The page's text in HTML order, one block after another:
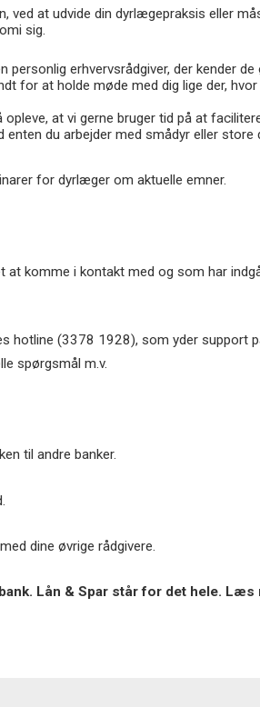
ved at udvide din dyrlægepraksis eller
sig.
personlig erhvervsrådgiver, der kender
for at holde møde med dig lige der, hvor
opleve, at vi gerne bruger tid på at
enten du arbejder med smådyr eller
for dyrlæger om aktuelle emner.
at komme i kontakt med og som har
hotline (3378 1928), som yder support
spørgsmål m.v.
til andre banker.
dine øvrige rådgivere.
Lån & Spar står for det hele.